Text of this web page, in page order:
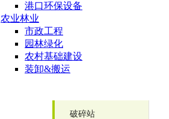
港口环保设备
农业林业
市政工程
园林绿化
农村基础建设
装卸&搬运
破碎站